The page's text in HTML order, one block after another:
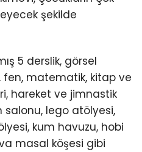
şekilde
5 derslik, görsel
fen, matematik, kitap ve
hareket ve jimnastik
lego atölyesi,
kum havuzu, hobi
masal köşesi gibi